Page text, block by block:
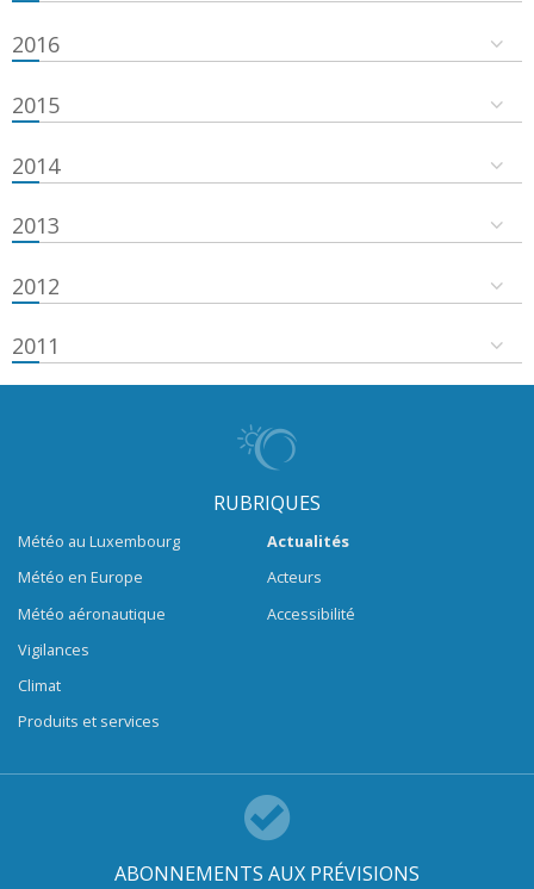
2016
2015
2014
2013
2012
2011
RUBRIQUES
Météo au Luxembourg
Météo en Europe
Météo aéronautique
Vigilances
Climat
Produits et services
Actualités
Acteurs
Accessibilité
ABONNEMENTS AUX PRÉVISIONS